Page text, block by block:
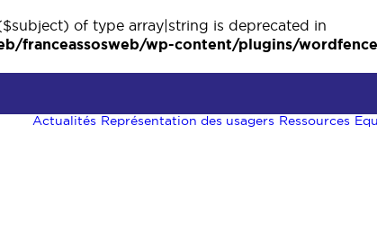
of type array|string is deprecated in
franceassosweb/wp-content/plugins/
Actualités Représentation des usagers Ressources